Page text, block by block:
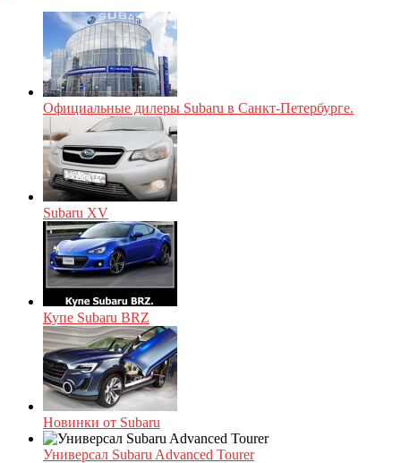
Официальные дилеры Subaru в Санкт-Петербурге.
Subaru XV
Купе Subaru BRZ
Новинки от Subaru
Универсал Subaru Advanced Tourer